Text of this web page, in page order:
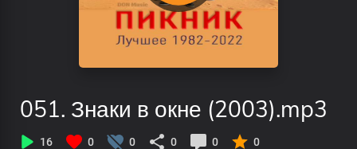
051. Знаки в окне (2003).mp3
16 0 0 0 0 0